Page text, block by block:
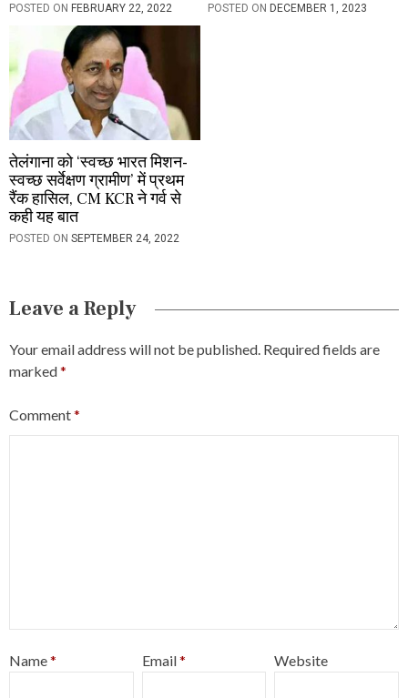
POSTED ON FEBRUARY 22, 2022 POSTED ONDECEMBER 1, 2023
तेलंगाना को ‘स्वच्छ भारत मिशन-
स्वच्छ सर्वेक्षण ग्रामीण’ में प्रथम
रैंक हासिल, CM KCR ने गर्व से
कही यह बात
POSTED ON SEPTEMBER 24, 2022
Leave a Reply
Your email address will not be published. Required fields are
marked*
Comment*
Name* Email* Website